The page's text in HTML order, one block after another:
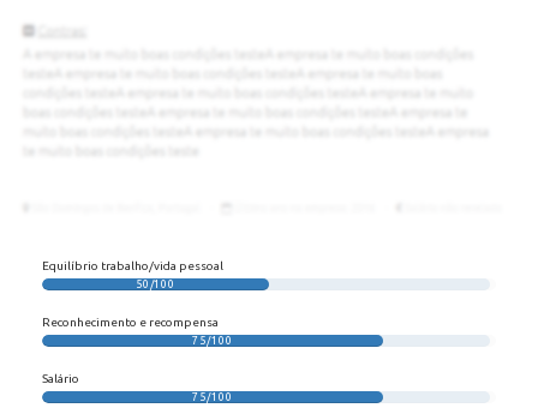
Equilíbrio trabalho/vida pessoal
50/100
Reconhecimento e recompensa
75/100
Salário
75/100